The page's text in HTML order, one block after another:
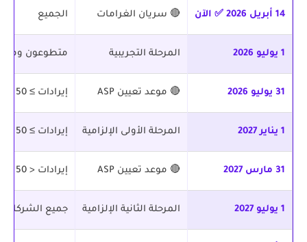
14 أبريل 2026 ✅ الآن 🔴 سريان الغرامات الجميع
1 يوليو 2026 المرحلة التجريبية متطوعون
31 يوليو 2026 🔴 موعد تعيين ASP إيرادات ≥ 50 مليون درهم
1 يناير 2027 المرحلة الأولى الإلزامية إيرادات ≥ 50 مليون درهم
31 مارس 2027 🔴 موعد تعيين ASP إيرادات < 50 مليون درهم
1 يوليو 2027 المرحلة الثانية الإلزامية جميع الشركات